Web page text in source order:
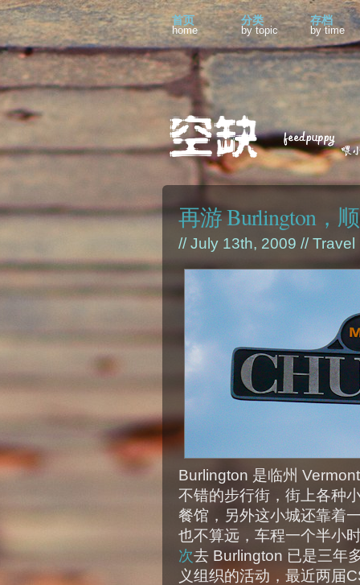
首页
home
分类
by topic
存档
by time
再游 Burlington，
// July 13th, 2009 // Travel
Burlington 是临州
不错的步行街，街上各种
餐馆，另外这小城还靠着
也不算远，车程一个半小
次去 Burlington 已是三年
义组织的活动，最近两届